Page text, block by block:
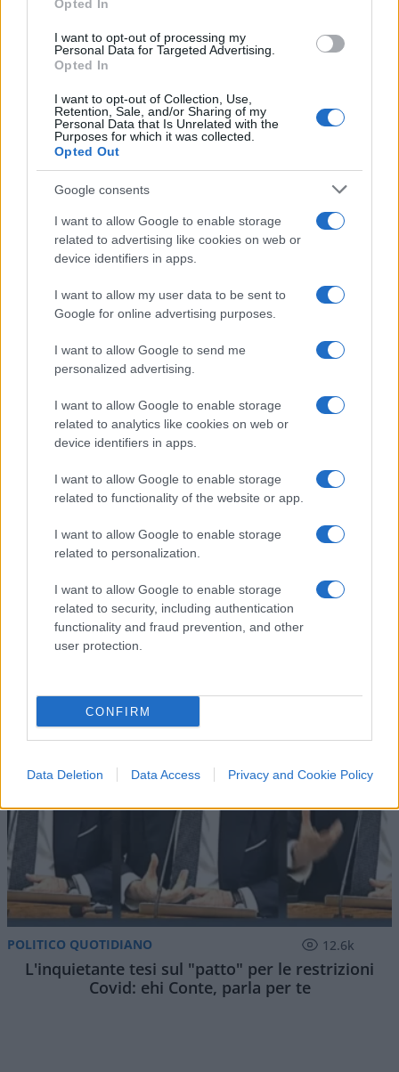
Opted In
I want to opt-out of processing my
Personal Data for Targeted Advertising.
Opted In
I want to opt-out of Collection, Use,
Retention, Sale, and/or Sharing of my
Personal Data that Is Unrelated with the
Purposes for which it was collected.
Opted Out
Google consents
I want to allow Google to enable storage
related to advertising like cookies on web or
device identifiers in apps.
I want to allow my user data to be sent to
Google for online advertising purposes.
I want to allow Google to send me
personalized advertising.
I want to allow Google to enable storage
related to analytics like cookies on web or
device identifiers in apps.
I want to allow Google to enable storage
related to functionality of the website or app.
I want to allow Google to enable storage
related to personalization.
I want to allow Google to enable storage
related to security, including authentication
functionality and fraud prevention, and other
user protection.
CONFIRM
Data Deletion Data Access Privacy and Cookie Policy
La cosa peggiore è toccargli il portafogli
Con le figuracce e abituato
Maurizzzio
3 Giugno 2026, 13:41 13:41
In un paese normale il Qui-rinale chiamato in ballo per facili
costumi (nel rilasciare le grazie) non dovrebbe almeno fare
un comunicato con richiesta di scuse ?
Carica altri commenti
IL PIÙ LETTO DEL MESE
POLITICO QUOTIDIANO 12.6k
L'inquietante tesi sul "patto" per le restrizioni
Covid: ehi Conte, parla per te